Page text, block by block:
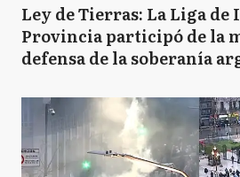
Ley de Tierras: La Liga de
Provincia participó de la
defensa de la soberanía